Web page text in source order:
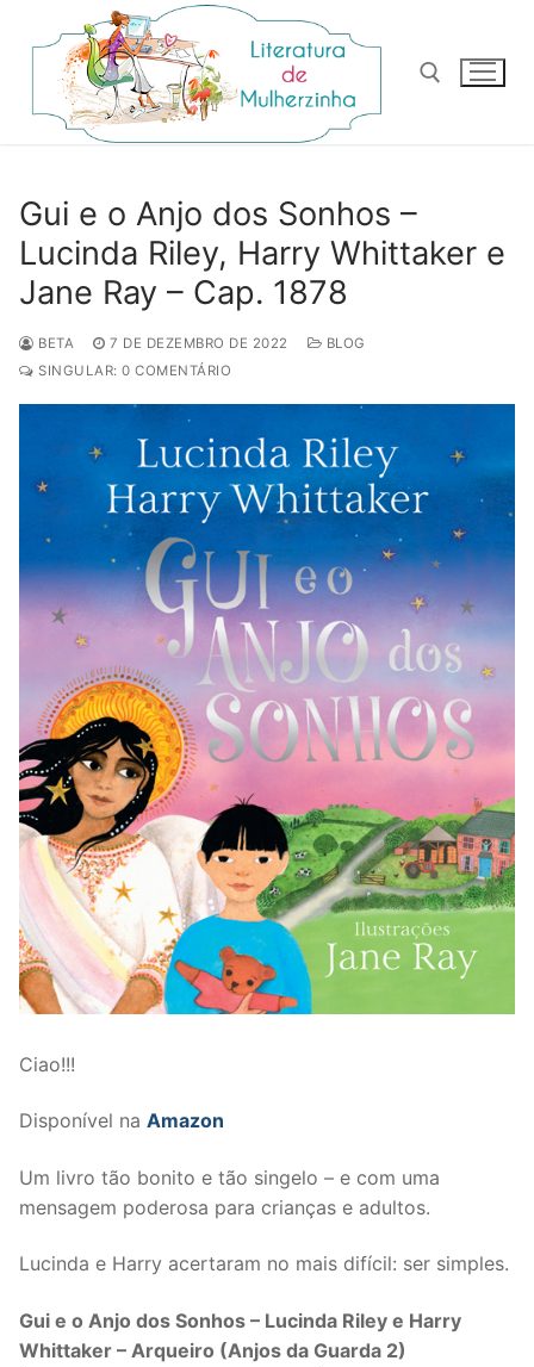
para
conteúdo
Gui e o Anjo dos Sonhos –
Lucinda Riley, Harry Whittaker e
Jane Ray – Cap. 1878
BETA 7 DE DEZEMBRO DE 2022
BLOG
SINGULAR: 0 COMENTÁRIO
Ciao!!!
Disponível na Amazon
Um livro tão bonito e tão singelo – e com uma
mensagem poderosa para crianças e adultos.
Lucinda e Harry acertaram no mais difícil: ser simples.
Gui e o Anjo dos Sonhos – Lucinda Riley e Harry
Whittaker – Arqueiro (Anjos da Guarda 2)